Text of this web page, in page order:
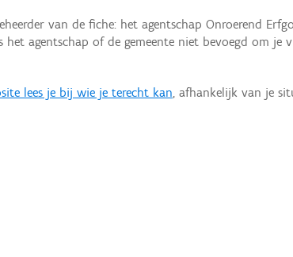
van de fiche: het agentschap Onroerend
agentschap of de gemeente niet bevoegd om je
lees je bij wie je terecht kan, afhankelijk van je